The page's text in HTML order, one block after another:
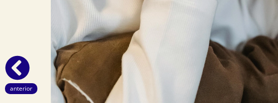
Ant
anterior